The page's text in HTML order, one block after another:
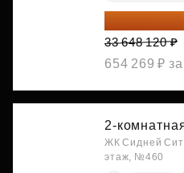
25 909 052 ₽
33 648 120 ₽
654 269 ₽ за
2-
ЖК Сидней
этаж, №460